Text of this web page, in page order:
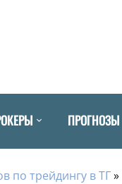
ПРОГНОЗЫ
по трейдингу в ТГ»